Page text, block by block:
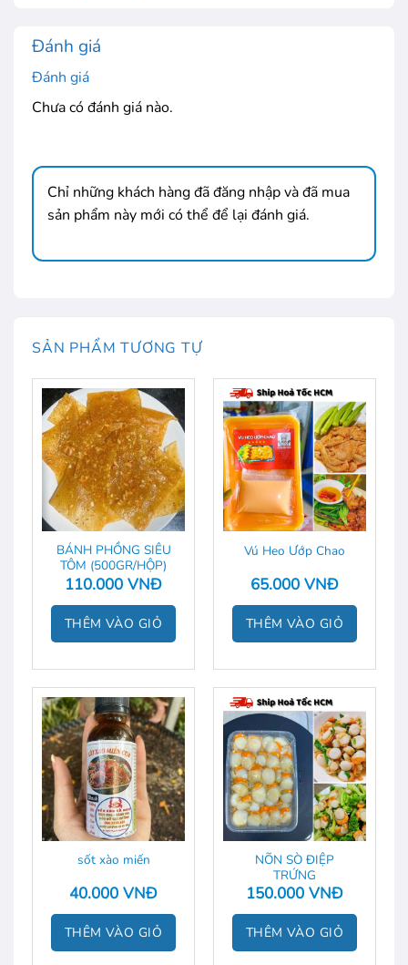
Đánh giá
Đánh giá
Chưa có đánh giá nào.
Chỉ những khách hàng đã đăng nhập và đã mua
sản phẩm này mới có thể để lại đánh giá.
SẢN PHẨM TƯƠNG TỰ
BÁNH PHỒNG SIÊU
TÔM (500GR/HỘP)
110.000 VNĐ
THÊM VÀO GIỎ
Vú Heo Ướp Chao
65.000 VNĐ
THÊM VÀO GIỎ
sốt xào miến
40.000 VNĐ
THÊM VÀO GIỎ
NÕN SÒ ĐIỆP
TRỨNG
150.000 VNĐ
THÊM VÀO GIỎ